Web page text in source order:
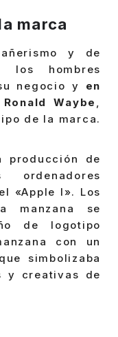
marca
y de
los hombres
negocio y en
Waybe ,
de la marca.
producción de
«Apple I». Los
manzana se
de logotipo
con un
simbolizaba
y creativas de